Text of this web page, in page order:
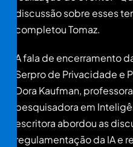
discussão sobre esses
completou Tomaz.
A fala de encerramento
Serpro de Privacidade e
Dora Kaufman,
pesquisadora em
escritora abordou as
regulamentação da IA e